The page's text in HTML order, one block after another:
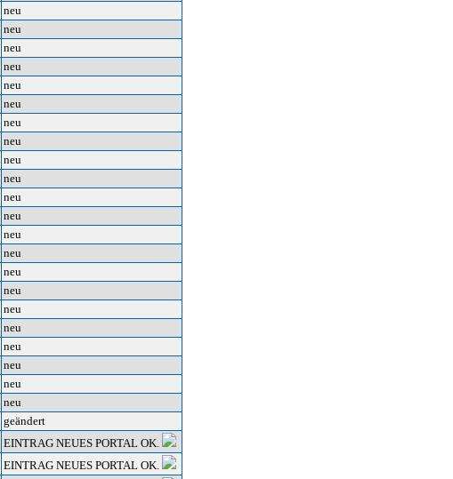
neu
neu
neu
neu
neu
neu
neu
neu
neu
neu
neu
neu
neu
neu
neu
neu
neu
neu
neu
neu
neu
neu
geändert
EINTRAG NEUES PORTAL OK.
EINTRAG NEUES PORTAL OK.